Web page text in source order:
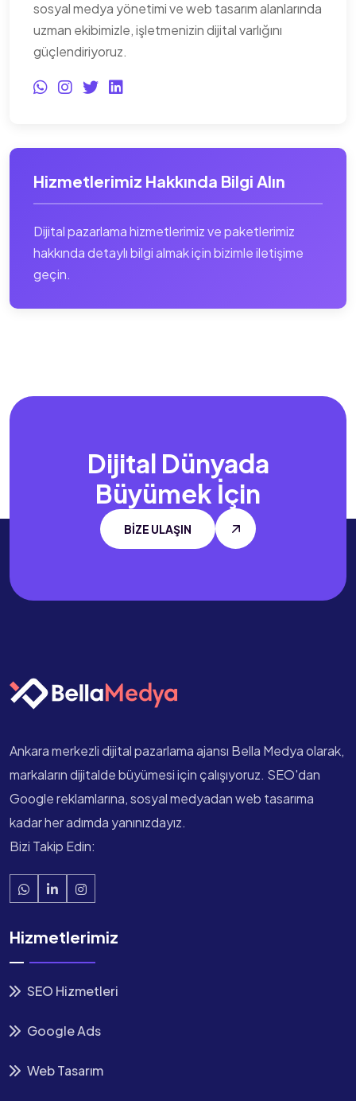
sosyal medya yönetimi ve web tasarım alanlarında
uzman ekibimizle, işletmenizin dijital varlığını
güçlendiriyoruz.
Hizmetlerimiz Hakkında Bilgi Alın
Dijital pazarlama hizmetlerimiz ve paketlerimiz
hakkında detaylı bilgi almak için bizimle iletişime
geçin.
Dijital Dünyada
Büyümek İçin
BİZE ULAŞIN
Ankara merkezli dijital pazarlama ajansı Bella Medya olarak,
markaların dijitalde büyümesi için çalışıyoruz. SEO'dan
Google reklamlarına, sosyal medyadan web tasarıma
kadar her adımda yanınızdayız.
Bizi Takip Edin:
Hizmetlerimiz
SEO Hizmetleri
Google Ads
Web Tasarım